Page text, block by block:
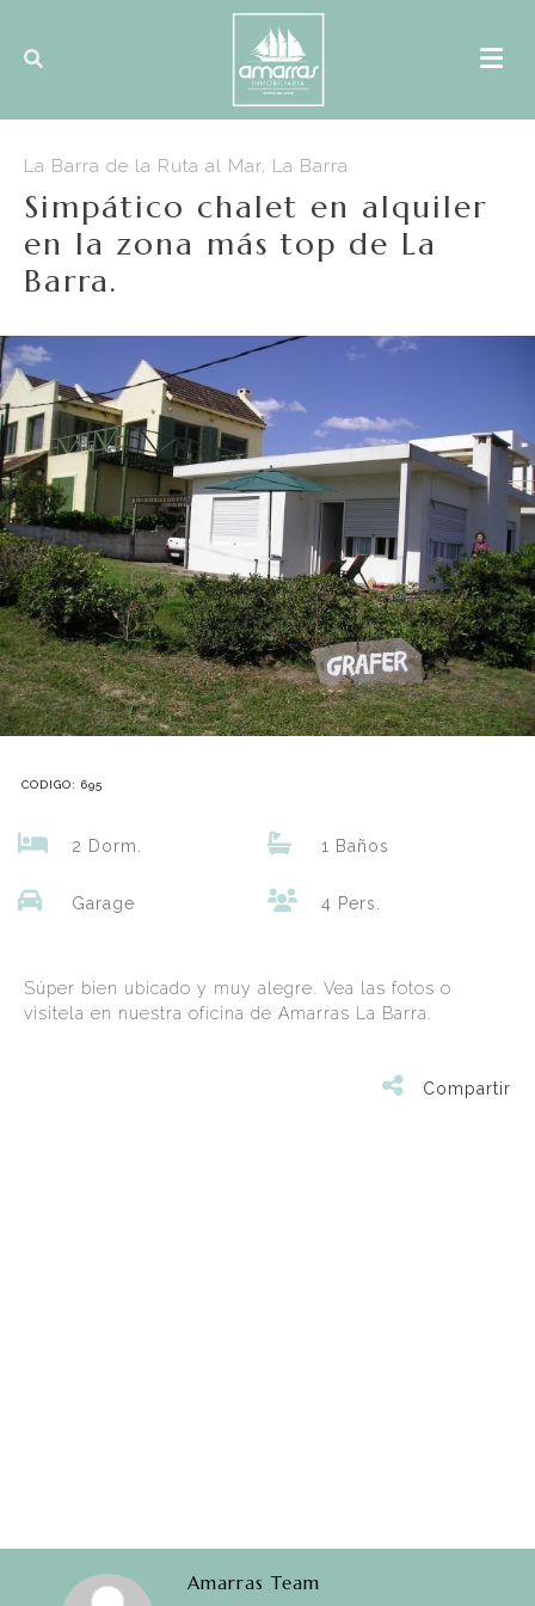
La Barra de la Ruta al Mar, La Barra
Simpático chalet en alquiler
en la zona más top de La
Barra.
CODIGO: 695
2 Dorm. 1 Baños
Garage 4 Pers.
Súper bien ubicado y muy alegre. Vea las fotos o
visitela en nuestra oficina de Amarras La Barra.
Compartir
Amarras Team